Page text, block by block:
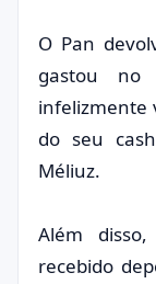
O Pan
gastou no
infelizmente
do seu
Méliuz.
Além
recebido